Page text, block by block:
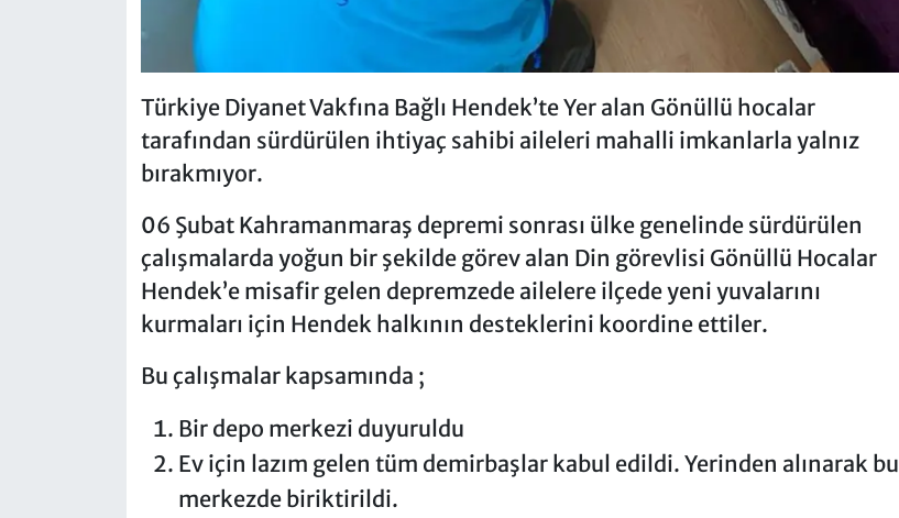
Türkiye Diyanet Vakfına Bağlı Hendek’te Yer alan Gönüllü hocalar
tarafından sürdürülen ihtiyaç sahibi aileleri mahalli imkanlarla yalnız
bırakmıyor.
06 Şubat Kahramanmaraş depremi sonrası ülke genelinde sürdürülen
çalışmalarda yoğun bir şekilde görev alan Din görevlisi Gönüllü Hocalar
Hendek’e misafir gelen depremzede ailelere ilçede yeni yuvalarını
kurmaları için Hendek halkının desteklerini koordine ettiler.
Bu çalışmalar kapsamında ;
Bir depo merkezi duyuruldu
Ev için lazım gelen tüm demirbaşlar kabul edildi. Yerinden alınarak bu
merkezde biriktirildi.